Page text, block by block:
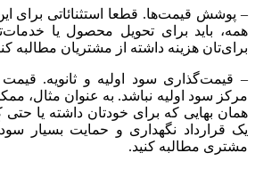
– پوشش قیمت‌ها. قطعا استثنائاتی برای
همه، باید برای تحویل محصول یا
برای‌تان هزینه داشته از مشتریان مطالبه
– قیمت‌گذاری سود اولیه و ثانویه.
مرکز سود اولیه نباشد. به عنوان مثال،
همان بهایی که برای خودتان داشته یا حتی
یک قرارداد نگهداری و حمایت بسیار
مشتری مطالبه کنید.